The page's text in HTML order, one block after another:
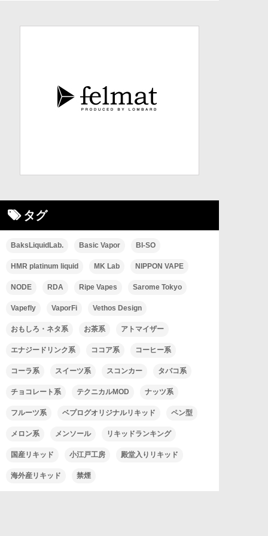
タグ
BaksLiquidLab. Basic Vapor BI-SO
HMR platinum liquid MK Lab NIPPON VAPE
NODE RDA Ripe Vapes Sarome Tokyo
Vapefly VaporFi Vethos Design
おもしろ・ネタ系 お茶系 アトマイザー
エナジードリンク系 ココア系 コーヒー系
コーラ系 スイーツ系 スコンカー タバコ系
チョコレート系 テクニカルMOD ナッツ系
フルーツ系 ベプログオリジナルリキッド ペン型
メロン系 メンソール リキッドランキング
国産リキッド 小江戸工房 殿堂入りリキッド
海外産リキッド 禁煙